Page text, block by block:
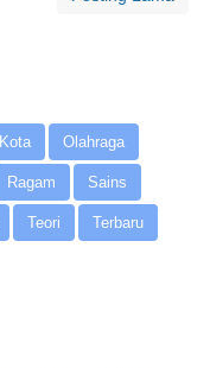
Olahraga
Ragam Sains
Teori Terbaru